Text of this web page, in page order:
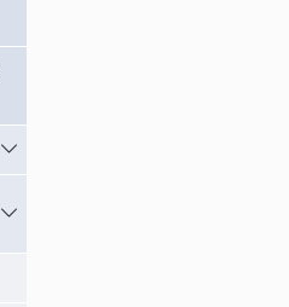
Vaihda alasvetovalikkoa
Vaihda alasvetovalikkoa